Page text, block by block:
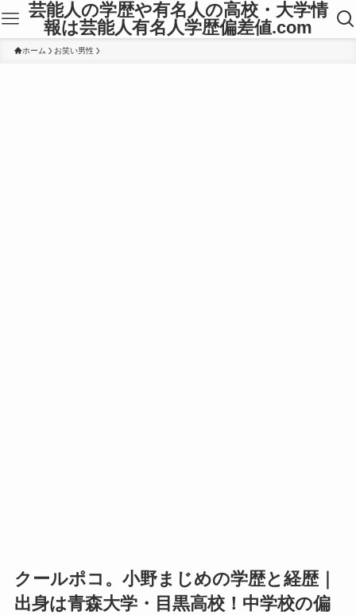
芸能人の学歴や有名人の高校・大学情
報は芸能人有名人学歴偏差値.com
ホーム お笑い男性
クールポコ。小野まじめの学歴と経歴｜
出身は青森大学・目黒高校！中学校の偏